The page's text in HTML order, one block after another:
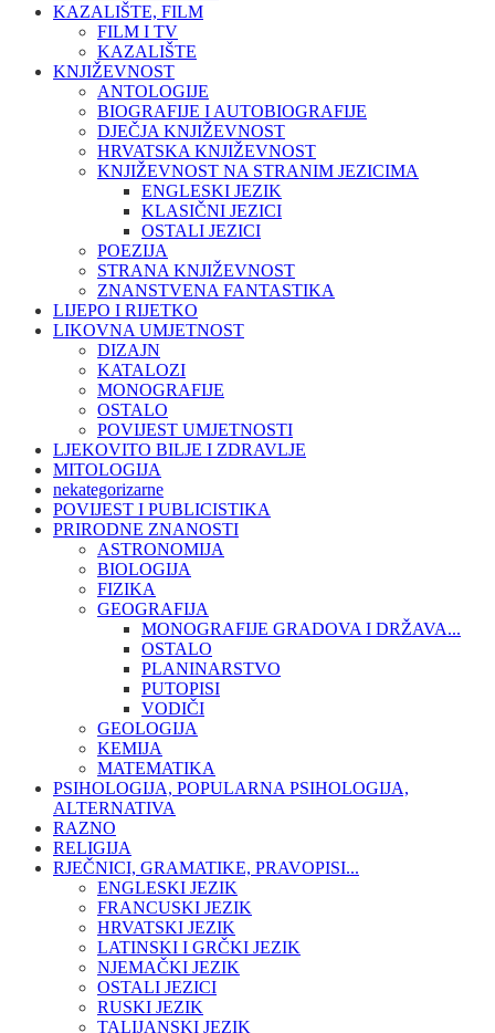
KAZALIŠTE, FILM
FILM I TV
KAZALIŠTE
KNJIŽEVNOST
ANTOLOGIJE
BIOGRAFIJE I AUTOBIOGRAFIJE
DJEČJA KNJIŽEVNOST
HRVATSKA KNJIŽEVNOST
KNJIŽEVNOST NA STRANIM JEZICIMA
ENGLESKI JEZIK
KLASIČNI JEZICI
OSTALI JEZICI
POEZIJA
STRANA KNJIŽEVNOST
ZNANSTVENA FANTASTIKA
LIJEPO I RIJETKO
LIKOVNA UMJETNOST
DIZAJN
KATALOZI
MONOGRAFIJE
OSTALO
POVIJEST UMJETNOSTI
LJEKOVITO BILJE I ZDRAVLJE
MITOLOGIJA
nekategorizarne
POVIJEST I PUBLICISTIKA
PRIRODNE ZNANOSTI
ASTRONOMIJA
BIOLOGIJA
FIZIKA
GEOGRAFIJA
MONOGRAFIJE GRADOVA I DRŽAVA...
OSTALO
PLANINARSTVO
PUTOPISI
VODIČI
GEOLOGIJA
KEMIJA
MATEMATIKA
PSIHOLOGIJA, POPULARNA PSIHOLOGIJA,
ALTERNATIVA
RAZNO
RELIGIJA
RJEČNICI, GRAMATIKE, PRAVOPISI...
ENGLESKI JEZIK
FRANCUSKI JEZIK
HRVATSKI JEZIK
LATINSKI I GRČKI JEZIK
NJEMAČKI JEZIK
OSTALI JEZICI
RUSKI JEZIK
TALIJANSKI JEZIK